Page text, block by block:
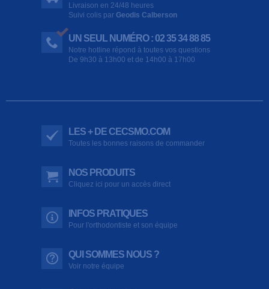
Livraison en 24/48 heures
Suivi colis par Geodis Calberson
UN SEUL NUMÉRO : 02 35 34 88 85
Notre hotline répond à toutes vos questions
De 9h30 à 13h00 et de 14h00 à 17h00
LES + DE CECSMO.COM
Toutes les bonnes raisons de commander
NOS PRODUITS
Cliquez ici pour un accès direct
INFOS PRATIQUES
Pour l'orthodontiste et son équipe
QUI SOMMES NOUS ?
Voir notre équipe